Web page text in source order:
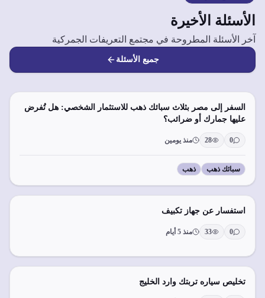
الأسئلة الأخيرة
آخر الأسئلة المطروحة في مجتمع التعريفات الجمركية
جميع الأسئلة
السفر إلى مصر بثلاث سبائك ذهب للاستثمار الشخصي: هل تُفرض
عليها جمارك أو ضرائب؟
0
28 منذ يومين
سبائك ذهب ذهب
استفسار عن جهاز تكبيف
0
33 منذ 5 أيام
تخليص سياره تربتك وارد الخليج